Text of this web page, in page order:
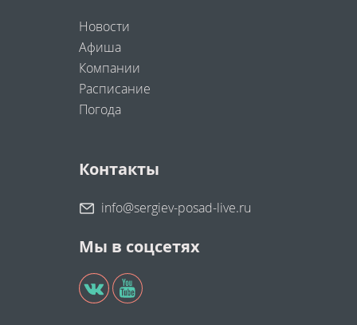
Новости
Афиша
Компании
Расписание
Погода
Контакты
info@sergiev-posad-live.ru
Мы в соцсетях